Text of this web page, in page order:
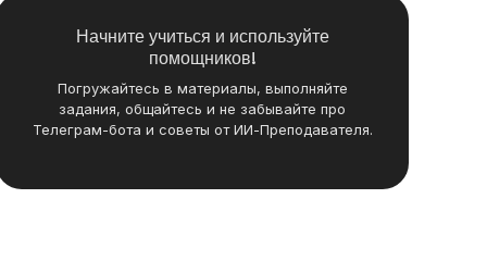
Начните учиться и используйте
помощников!
Погружайтесь в материалы, выполняйте
задания, общайтесь и не забывайте про
Телеграм-бота и советы от ИИ-Преподавателя.